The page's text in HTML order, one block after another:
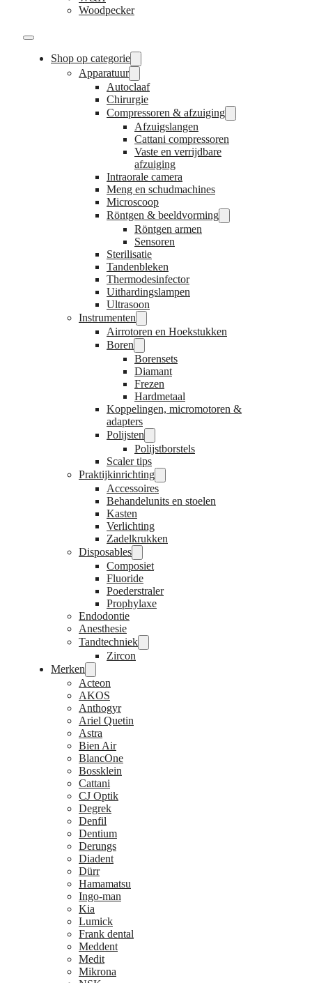
Woodpecker
Shop op categorie
Apparatuur
Autoclaaf
Chirurgie
Compressoren & afzuiging
Afzuigslangen
Cattani compressoren
Vaste en verrijdbare
afzuiging
Intraorale camera
Meng en schudmachines
Microscoop
Röntgen & beeldvorming
Röntgen armen
Sensoren
Sterilisatie
Tandenbleken
Thermodesinfector
Uithardingslampen
Ultrasoon
Instrumenten
Airrotoren en Hoekstukken
Boren
Borensets
Diamant
Frezen
Hardmetaal
Koppelingen, micromotoren &
adapters
Polijsten
Polijstborstels
Scaler tips
Praktijkinrichting
Accessoires
Behandelunits en stoelen
Kasten
Verlichting
Zadelkrukken
Disposables
Composiet
Fluoride
Poederstraler
Prophylaxe
Endodontie
Anesthesie
Tandtechniek
Zircon
Merken
Acteon
AKOS
Anthogyr
Ariel Quetin
Astra
Bien Air
BlancOne
Bossklein
Cattani
CJ Optik
Degrek
Denfil
Dentium
Derungs
Diadent
Dürr
Hamamatsu
Ingo-man
Kia
Lumick
Frank dental
Meddent
Medit
Mikrona